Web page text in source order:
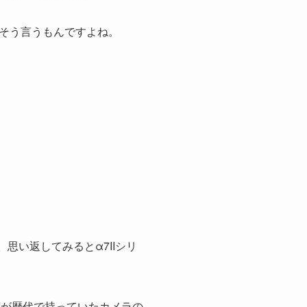
言うもんですよね。
思い返してみるとα7IIシリ